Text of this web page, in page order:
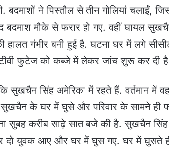
बदमाशों ने पिस्तौल से तीन गोलियां चलाईं,
बदमाश मौके से फरार हो गए. वहीं घायल
हालत गंभीर बनी हुई है. घटना घर में लगे
फुटेज को कब्जे में लेकर जांच शुरू कर दी
सुखचैन सिंह अमेरिका में रहते हैं. वर्तमान में
के घर में घुसे और परिवार के सामने ही
सुबह करीब साढ़े सात बजे की है. सुखचैन
दो युवक आए और घर में घुस गए. घर में घुसते